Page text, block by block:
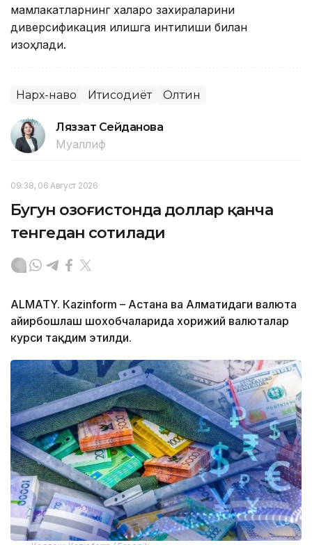
мамлакатларнинг халқаро захираларини
диверсификация қилишга интилиши билан
изоҳлади.
Нарх-наво Иқтисодиёт Олтин
Ляззат Сейданова
Муаллиф
09:38, 06 Август 2026
Бугун Қозоғистонда доллар қанча
тенгедан сотилади
ALMATY. Кazinform – Астана ва Алматидаги валюта
айирбошлаш шохобчаларида хорижий валюталар
курси тақдим этилди.